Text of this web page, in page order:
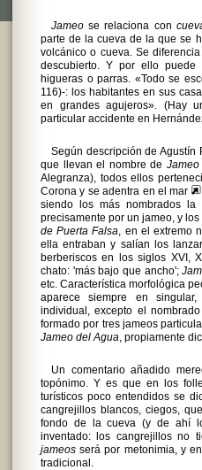
Jameo se relaciona con
parte de la cueva de la que se
volcánico o cueva. Se
descubierto. Y por ello
higueras o parras. «Todo se
116)-: los habitantes en sus
en grandes agujeros». (Hay
particular accidente en
Según descripción de Agustín
que llevan el nombre de Jameo
Alegranza), todos ellos
Corona y se adentra en el mar
siendo los más nombrados
precisamente por un jameo, y los
de Puerta Falsa, en el extremo
ella entraban y salían los
berberiscos en los siglos XVI,
chato: 'más bajo que ancho';
etc. Característica morfológica
aparece siempre en singular,
individual, excepto el
formado por tres jameos
Jameo del Agua, propiamente
Un comentario añadido
topónimo. Y es que en los
turísticos poco entendidos se
cangrejillos blancos, ciegos,
fondo de la cueva (y de ahí
inventado: los cangrejillos no
jameos será por metonimia, y
tradicional.